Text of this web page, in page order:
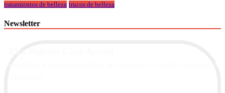
tratamientos de belleza trucos de belleza
Newsletter